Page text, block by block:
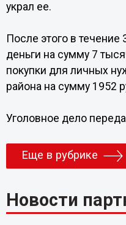
украл ее.
После этого в
деньги на сумму 7
покупки для личных
района на сумму 1952
Уголовное дело
Еще в рубрике
Новости